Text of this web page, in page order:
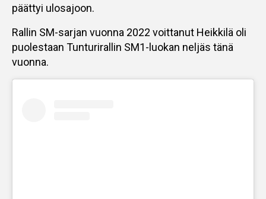
päättyi ulosajoon.
Rallin SM-sarjan vuonna 2022 voittanut Heikkilä oli
puolestaan Tunturirallin SM1-luokan neljäs tänä
vuonna.